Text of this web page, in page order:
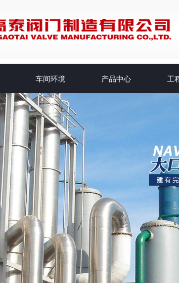
车间环境 产品中心 工